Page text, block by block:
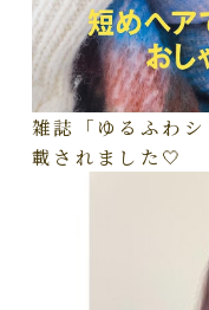
雑誌「ゆるふわ
載されました🤍